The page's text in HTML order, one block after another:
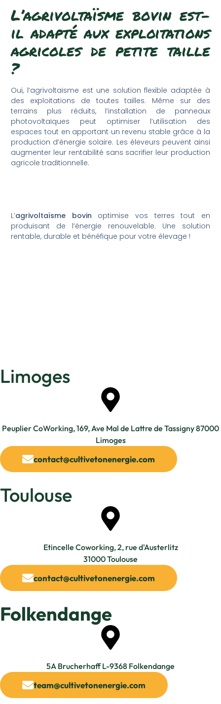
L’agrivoltaïsme bovin est-
il adapté aux exploitations
agricoles de petite taille
?
Oui, l’agrivoltaïsme est une solution flexible adaptée à
des exploitations de toutes tailles. Même sur des
terrains plus réduits, l’installation de panneaux
photovoltaïques peut optimiser l’utilisation des
espaces tout en apportant un revenu stable grâce à la
production d’énergie solaire. Les éleveurs peuvent ainsi
augmenter leur rentabilité sans sacrifier leur production
agricole traditionnelle.
L’agrivoltaïsme bovin optimise vos terres tout en
produisant de l’énergie renouvelable. Une solution
rentable, durable et bénéfique pour votre élevage !
Limoges
Peuplier CoWorking, 169, Ave Mal de Lattre de Tassigny 87000
Limoges
contact@cultivetonenergie.com
Toulouse
Etincelle Coworking, 2, rue d'Austerlitz
31000 Toulouse
contact@cultivetonenergie.com
Folkendange
5A Brucherhaff L-9368 Folkendange​
team@cultivetonenergie.com